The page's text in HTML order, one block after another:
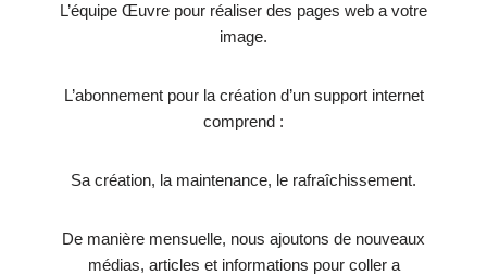
L’équipe Œuvre pour réaliser des pages web a votre
image.
L’abonnement pour la création d’un support internet
comprend :
Sa création, la maintenance, le rafraîchissement.
De manière mensuelle, nous ajoutons de nouveaux
médias, articles et informations pour coller a